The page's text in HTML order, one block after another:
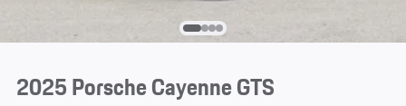
2025 Porsche Cayenne GTS